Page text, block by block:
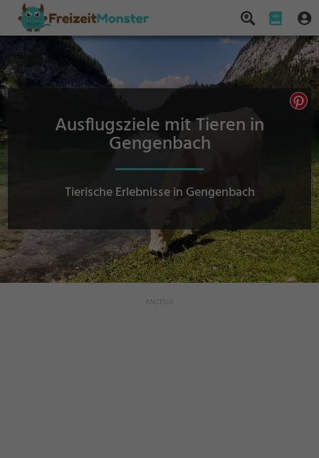
Ausflugsziele mit Tieren in
Gengenbach
Tierische Erlebnisse in Gengenbach